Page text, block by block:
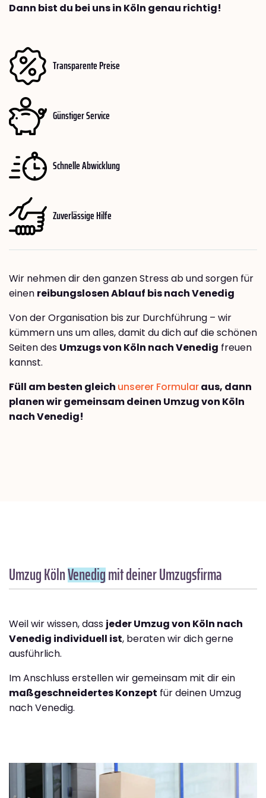
Dann bist du bei uns in Köln genau richtig!
Transparente Preise
Günstiger Service
Schnelle Abwicklung
Zuverlässige Hilfe
Wir nehmen dir den ganzen Stress ab und sorgen für
einen reibungslosen Ablauf bis nach Venedig
Von der Organisation bis zur Durchführung – wir
kümmern uns um alles, damit du dich auf die schönen
Seiten des Umzugs von Köln nach Venedig freuen
kannst.
Füll am besten gleich unserer Formularaus, dann
planen wir gemeinsam deinen Umzug von Köln
nach Venedig!
Umzug KölnVenedigmit deiner Umzugsfirma
Weil wir wissen, dass jeder Umzug von Köln nach
Venedig individuell ist, beraten wir dich gerne
ausführlich.
Im Anschluss erstellen wir gemeinsam mit dir ein
maßgeschneidertes Konzept für deinen Umzug
nach Venedig.